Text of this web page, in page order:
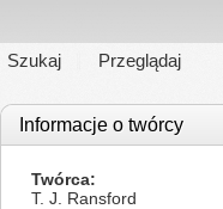
Szukaj Przeglądaj
Informacje o twórcy
Twórca
T. J. Ransford